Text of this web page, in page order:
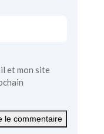
et mon site
le commentaire